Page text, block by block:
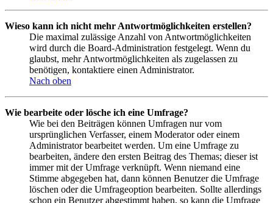
Wieso kann ich nicht mehr Antwortmöglichkeiten erstellen?
Die maximal zulässige Anzahl von Antwortmöglichkeiten
wird durch die Board-Administration festgelegt. Wenn du
glaubst, mehr Antwortmöglichkeiten als zugelassen zu
benötigen, kontaktiere einen Administrator.
Nach oben
Wie bearbeite oder lösche ich eine Umfrage?
Wie bei den Beiträgen können Umfragen nur vom
ursprünglichen Verfasser, einem Moderator oder einem
Administrator bearbeitet werden. Um eine Umfrage zu
bearbeiten, ändere den ersten Beitrag des Themas; dieser ist
immer mit der Umfrage verknüpft. Wenn niemand eine
Stimme abgegeben hat, dann können Benutzer die Umfrage
löschen oder die Umfrageoption bearbeiten. Sollte allerdings
schon ein Benutzer abgestimmt haben, so kann die Umfrage